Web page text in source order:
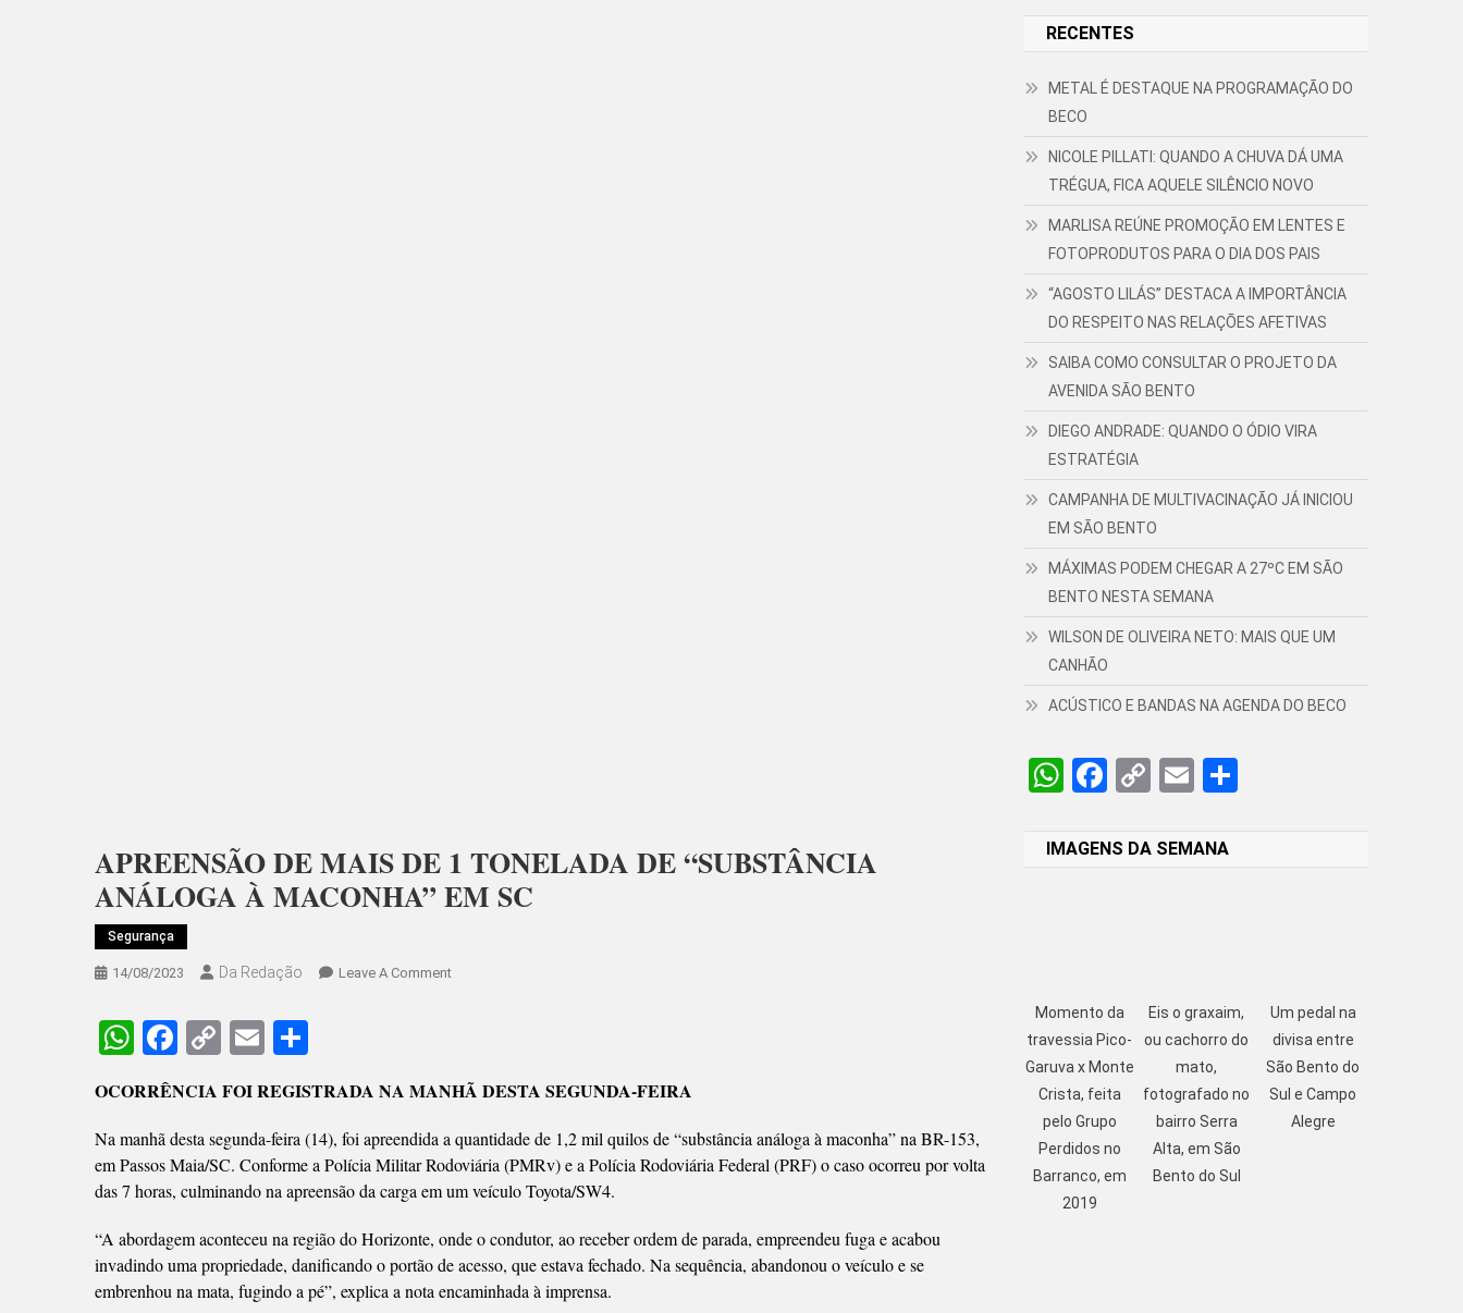
APREENSÃO DE MAIS DE 1 TONELADA DE “SUBSTÂNCIA
ANÁLOGA À MACONHA” EM SC
Segurança
14/08/2023 Da Redação Leave A CommentOn
1
DE
“SUBSTÂNCIA
ANÁLOGA
MACONHA”
EM
SC
WhatsApp
Facebook
CopyEmail
OCORRÊNCIA FOI REGISTRADA NA MANHÃ DESTA SEGUNDA-FEIRA
Na manhã desta segunda-feira (14), foi apreendida a quantidade de 1,2 mil quilos de “substância análoga à maconha” na BR-153,
em Passos Maia/SC. Conforme a Polícia Militar Rodoviária (PMRv) e a Polícia Rodoviária Federal (PRF) o caso ocorreu por volta
das 7 horas, culminando na apreensão da carga em um veículo Toyota/SW4.
“A abordagem aconteceu na região do Horizonte, onde o condutor, ao receber ordem de parada, empreendeu fuga e acabou
invadindo uma propriedade, danificando o portão de acesso, que estava fechado. Na sequência, abandonou o veículo e se
embrenhou na mata, fugindo a pé”, explica a nota encaminhada à imprensa.
RECENTES
METAL É DESTAQUE NA PROGRAMAÇÃO DO
BECO
NICOLE PILLATI: QUANDO A CHUVA DÁ UMA
TRÉGUA, FICA AQUELE SILÊNCIO NOVO
MARLISA REÚNE PROMOÇÃO EM LENTES E
FOTOPRODUTOS PARA O DIA DOS PAIS
“AGOSTO LILÁS” DESTACA A IMPORTÂNCIA
DO RESPEITO NAS RELAÇÕES AFETIVAS
SAIBA COMO CONSULTAR O PROJETO DA
AVENIDA SÃO BENTO
DIEGO ANDRADE: QUANDO O ÓDIO VIRA
ESTRATÉGIA
CAMPANHA DE MULTIVACINAÇÃO JÁ INICIOU
EM SÃO BENTO
MÁXIMAS PODEM CHEGAR A 27ºC EM SÃO
BENTO NESTA SEMANA
WILSON DE OLIVEIRA NETO: MAIS QUE UM
CANHÃO
ACÚSTICO E BANDAS NA AGENDA DO BECO
WhatsApp
Facebook
CopyEmail
IMAGENS DA SEMANA
Momento da
travessia Pico-
Garuva x Monte
Crista, feita
pelo Grupo
Perdidos no
Barranco, em
2019
Eis o graxaim,
ou cachorro do
mato,
fotografado no
bairro Serra
Alta, em São
Bento do Sul
Um pedal na
divisa entre
São Bento do
Sul e Campo
Alegre